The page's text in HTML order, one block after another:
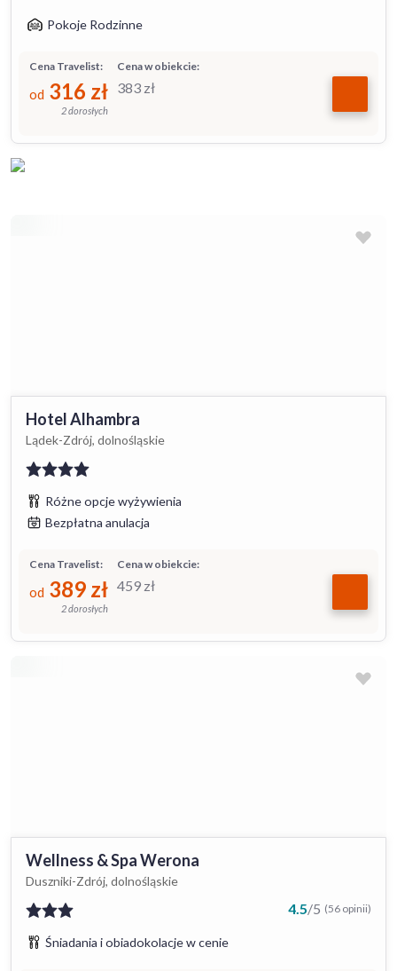
Pokoje Rodzinne
Cena w obiekcie:
383 zł
Cena Travelist:
od 316 zł
2 dorosłych
Hotel Alhambra
Lądek-Zdrój, dolnośląskie
Różne opcje wyżywienia
Bezpłatna anulacja
Cena w obiekcie:
459 zł
Cena Travelist:
od 389 zł
2 dorosłych
Wellness & Spa Werona
Duszniki-Zdrój, dolnośląskie
4.5/5 (56 opinii)
Śniadania i obiadokolacje w cenie